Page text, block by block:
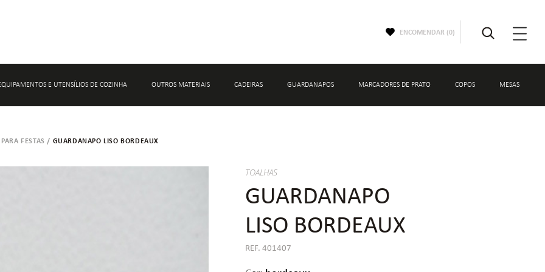
ENCOMENDAR (0)
E UTENSÍLIOS DE COZINHA
ALUGUER DE MATERIAL DE CONFEÇÃO
DE MATERIAL DE CONSERVAÇÃO
OUTROS MATERIAIS
ALUGUER DE MATERIAL PARA CASAMENTO
ALUGUER DE MARCADORES DE PRATO
CADEIRAS GUARDANAPOS MARCADORES DE PRATO COPOS MESAS
FESTAS / GUARDANAPO LISO BORDEAUX
TOALHAS
GUARDANAPO
LISO BORDEAUX
REF. 401407